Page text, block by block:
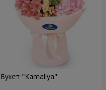
Букет "Kamaliya"